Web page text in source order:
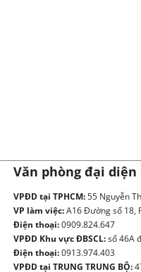
Văn phòng đại diện
VPĐD tại TPHCM:55 Nguyễn
VP làm việc:A16 Đường số 18,
Điện thoại:0909.824.647
VPĐD Khu vực ĐBSCL:số 46A
Điện thoại:0913.974.403
VPĐD tại TRUNG TRUNG BỘ: